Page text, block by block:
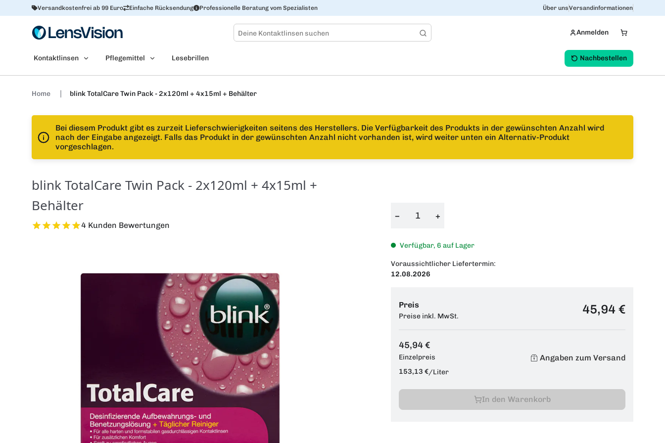
Versandkostenfrei ab 99 Euro Einfache Rücksendung Professionelle Beratung vom Spezialisten Über unsVersandinformationen
Anmelden
Kontaktlinsen Pflegemittel Lesebrillen Nachbestellen
Home blink TotalCare Twin Pack - 2x120ml + 4x15ml + Behälter
Bei diesem Produkt gibt es zurzeit Lieferschwierigkeiten seitens des Herstellers. Die Verfügbarkeit des Produkts in der gewünschten Anzahl wird
nach der Eingabe angezeigt. Falls das Produkt in der gewünschten Anzahl nicht vorhanden ist, wird weiter unten ein Alternativ-Produkt
vorgeschlagen.
blink TotalCare Twin Pack - 2x120ml + 4x15ml +
Behälter
4 Kunden Bewertungen
− +
Verfügbar, 6 auf Lager
Voraussichtlicher Liefertermin:
12.08.2026
Preis
Preise inkl. MwSt. 45,94 €
45,94 €
Einzelpreis
153,13 €/Liter
Angaben zum Versand
In den Warenkorb